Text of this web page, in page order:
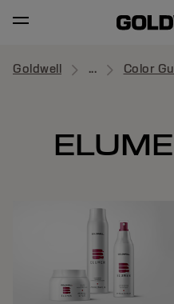
Goldwell ... Color